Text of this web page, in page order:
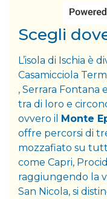
Scegli
L’isola di Ischia è
Casamicciola
, Serrara Fontana
tra di loro e
ovvero il Monte
offre percorsi di
mozzafiato su
come Capri,
raggiungendo la
San Nicola, si